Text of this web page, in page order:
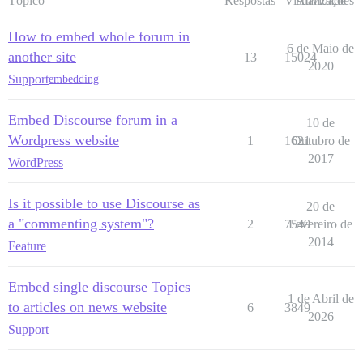
How to embed whole forum in
another site
Supportembedding
13 15024
6 de Maio de
2020
Embed Discourse forum in a
Wordpress website
WordPress
1 1621
10 de
Outubro de
2017
Is it possible to use Discourse as
a "commenting system"?
Feature
2 7549
20 de
Fevereiro de
2014
Embed single discourse Topics
to articles on news website
Support
6 3849
1 de Abril de
2026